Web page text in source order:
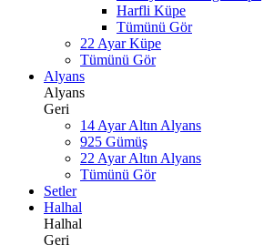
Harfli Küpe
Tümünü Gör
22 Ayar Küpe
Tümünü Gör
Alyans
Alyans
Geri
14 Ayar Altın Alyans
925 Gümüş
22 Ayar Altın Alyans
Tümünü Gör
Setler
Halhal
Halhal
Geri